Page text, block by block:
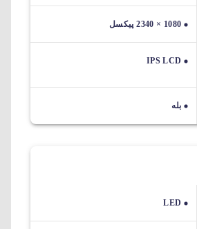
1080 × 2340 پیکسل
IPS LCD
بله
LED